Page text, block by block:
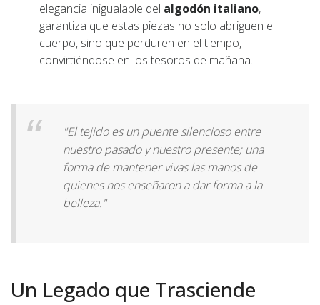
elegancia inigualable del algodón italiano,
garantiza que estas piezas no solo abriguen el
cuerpo, sino que perduren en el tiempo,
convirtiéndose en los tesoros de mañana.
"El tejido es un puente silencioso entre
nuestro pasado y nuestro presente; una
forma de mantener vivas las manos de
quienes nos enseñaron a dar forma a la
belleza."
Un Legado que Trasciende